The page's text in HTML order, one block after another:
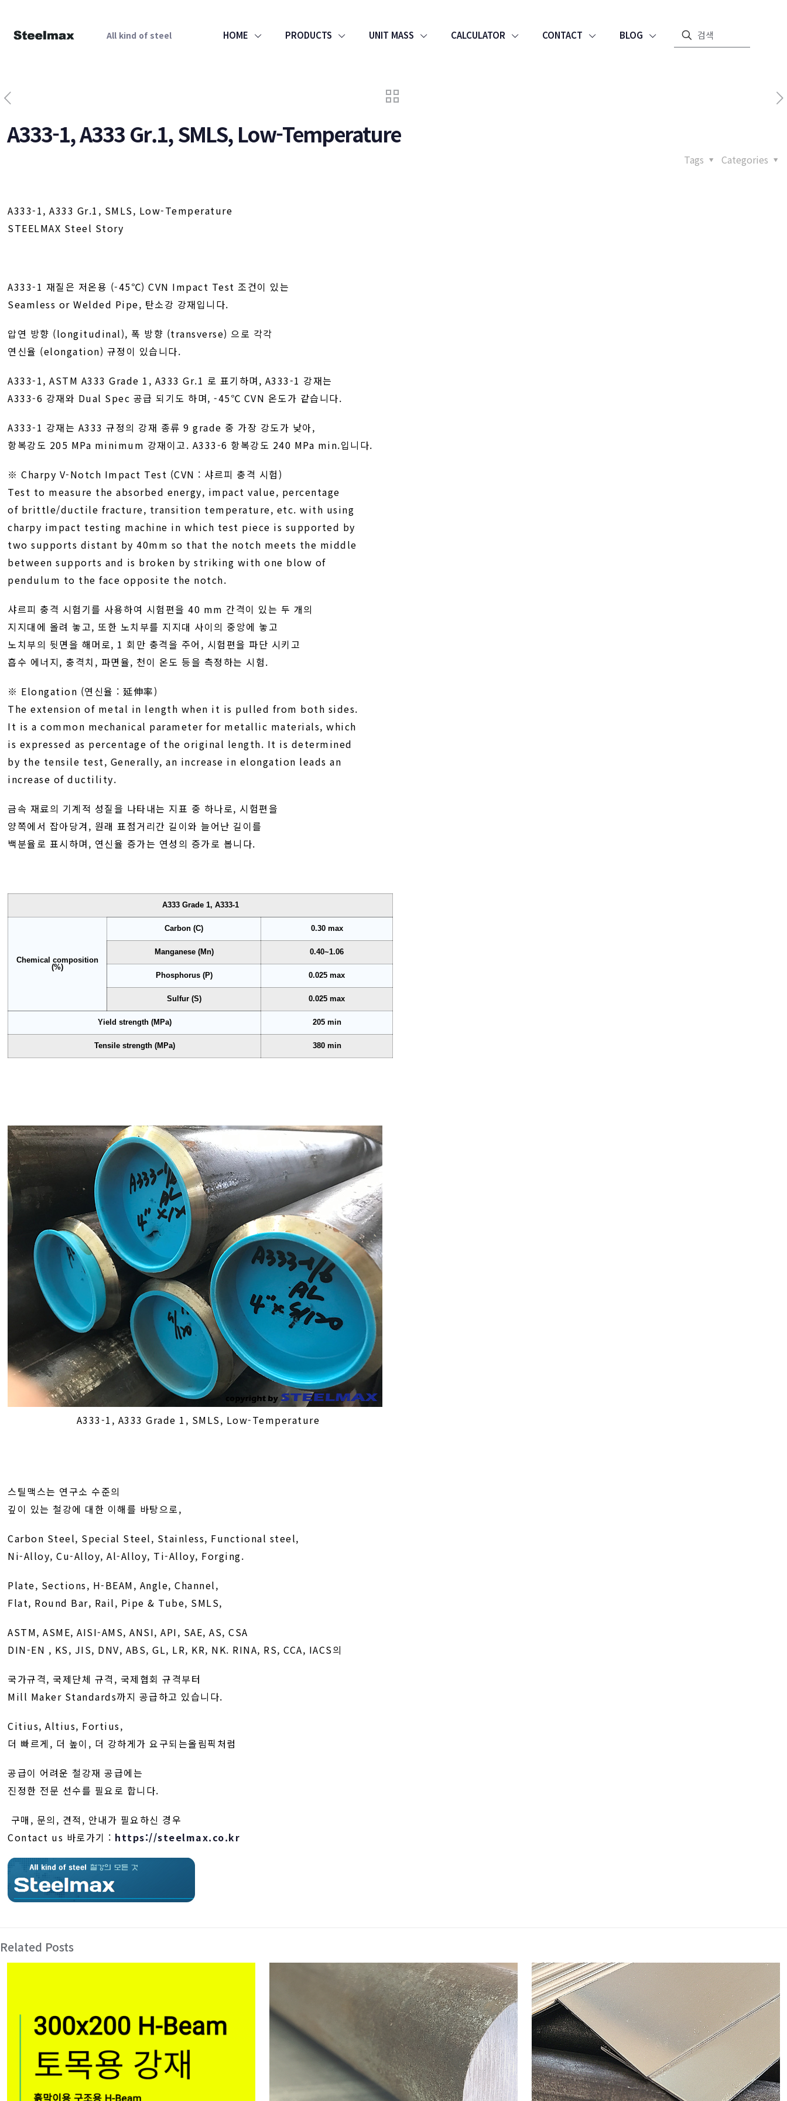
All kind of steel HOME PRODUCTS UNIT MASS CALCULATOR CONTACT BLOG
A333-1, A333 Gr.1, SMLS, Low-Temperature
Categories
Tags
A333-1, A333 Gr.1, SMLS, Low-Temperature
STEELMAX Steel Story
A333-1 재질은 저온용 (-45℃) CVN Impact Test 조건이 있는
Seamless or Welded Pipe, 탄소강 강재입니다.
압연 방향 (longitudinal), 폭 방향 (transverse) 으로 각각
연신율 (elongation) 규정이 있습니다.
A333-1, ASTM A333 Grade 1, A333 Gr.1 로 표기하며, A333-1 강재는
A333-6 강재와 Dual Spec 공급 되기도 하며, -45℃ CVN 온도가 같습니다.
A333-1 강재는 A333 규정의 강재 종류 9 grade 중 가장 강도가 낮아,
항복강도 205 MPa minimum 강재이고. A333-6 항복강도 240 MPa min.입니다.
※ Charpy V-Notch Impact Test (CVN : 샤르피 충격 시험)
Test to measure the absorbed energy, impact value, percentage
of brittle/ductile fracture, transition temperature, etc. with using
charpy impact testing machine in which test piece is supported by
two supports distant by 40mm so that the notch meets the middle
between supports and is broken by striking with one blow of
pendulum to the face opposite the notch.
샤르피 충격 시험기를 사용하여 시험편을 40 mm 간격이 있는 두 개의
지지대에 올려 놓고, 또한 노치부를 지지대 사이의 중앙에 놓고
노치부의 뒷면을 해머로, 1 회만 충격을 주어, 시험편을 파단 시키고
흡수 에너지, 충격치, 파면율, 천이 온도 등을 측정하는 시험.
※ Elongation (연신율 : 延伸率)
The extension of metal in length when it is pulled from both sides.
It is a common mechanical parameter for metallic materials, which
is expressed as percentage of the original length. It is determined
by the tensile test, Generally, an increase in elongation leads an
increase of ductility.
금속 재료의 기계적 성질을 나타내는 지표 중 하나로, 시험편을
양쪽에서 잡아당겨, 원래 표점거리간 길이와 늘어난 길이를
백분율로 표시하며, 연신율 증가는 연성의 증가로 봅니다.
A333 Grade 1, A333-1
Chemical composition
(%)
Carbon (C) 0.30 max
Manganese (Mn) 0.40~1.06
Phosphorus (P) 0.025 max
Sulfur (S) 0.025 max
Yield strength (MPa) 205 min
Tensile strength (MPa) 380 min
A333-1, A333 Grade 1, SMLS, Low-Temperature
스틸맥스는 연구소 수준의
깊이 있는 철강에 대한 이해를 바탕으로,
Carbon Steel, Special Steel, Stainless, Functional steel,
Ni-Alloy, Cu-Alloy, Al-Alloy, Ti-Alloy, Forging.
Plate, Sections, H-BEAM, Angle, Channel,
Flat, Round Bar, Rail, Pipe & Tube, SMLS,
ASTM, ASME, AISI-AMS, ANSI, API, SAE, AS, CSA
DIN-EN , KS, JIS, DNV, ABS, GL, LR, KR, NK. RINA, RS, CCA, IACS의
국가규격, 국제단체 규격, 국제협회 규격부터
Mill Maker Standards까지 공급하고 있습니다.
Citius, Altius, Fortius,
더 빠르게, 더 높이, 더 강하게가 요구되는올림픽처럼
공급이 어려운 철강재 공급에는
진정한 전문 선수를 필요로 합니다.
구매, 문의, 견적, 안내가 필요하신 경우
Contact us 바로가기 : https://steelmax.co.kr
Related Posts